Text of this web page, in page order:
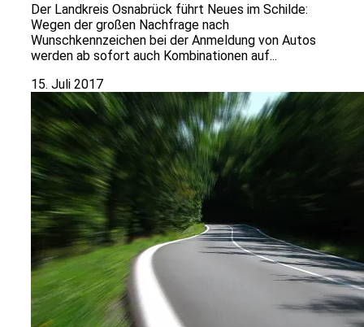
Der Landkreis Osnabrück führt Neues im Schilde:
Wegen der großen Nachfrage nach
Wunschkennzeichen bei der Anmeldung von Autos
werden ab sofort auch Kombinationen auf...
15. Juli 2017